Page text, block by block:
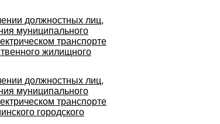
должностных лиц,
муниципального
транспорте
жилищного
должностных лиц,
муниципального
транспорте
городского